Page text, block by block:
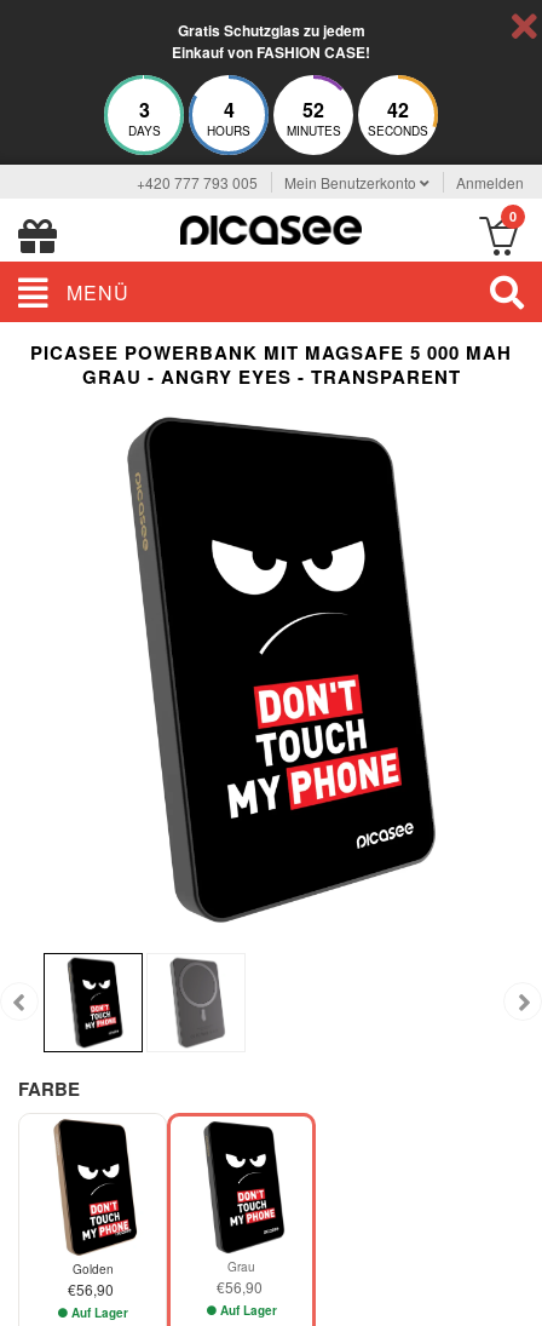
Gratis Schutzglas zu jedem
Einkauf von FASHION CASE!
3
DAYS
4
HOURS
52
MINUTES
42
SECONDS
+420 777 793 005 Mein Benutzerkonto Anmelden
0
MENÜ
PICASEE POWERBANK MIT MAGSAFE 5 000 MAH
GRAU - ANGRY EYES - TRANSPARENT
FARBE
Golden
€56,90
Auf Lager
Grau
€56,90
Auf Lager